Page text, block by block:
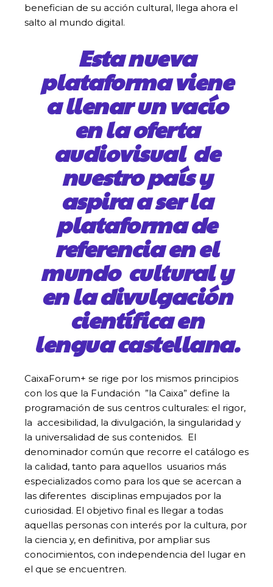
benefician de su acción cultural, llega ahora el
salto al mundo digital.
Esta nueva
plataforma viene
a llenar un vacío
en la oferta
audiovisual de
nuestro país y
aspira a ser la
plataforma de
referencia en el
mundo cultural y
en la divulgación
científica en
lengua castellana.
CaixaForum+ se rige por los mismos principios
con los que la Fundación ”la Caixa” define la
programación de sus centros culturales: el rigor,
la accesibilidad, la divulgación, la singularidad y
la universalidad de sus contenidos. El
denominador común que recorre el catálogo es
la calidad, tanto para aquellos usuarios más
especializados como para los que se acercan a
las diferentes disciplinas empujados por la
curiosidad. El objetivo final es llegar a todas
aquellas personas con interés por la cultura, por
la ciencia y, en definitiva, por ampliar sus
conocimientos, con independencia del lugar en
el que se encuentren.